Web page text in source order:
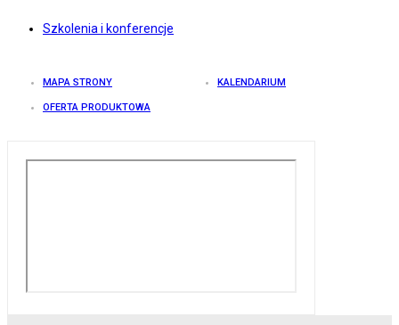
Szkolenia i konferencje
MAPA STRONY KALENDARIUM
OFERTA PRODUKTOWA